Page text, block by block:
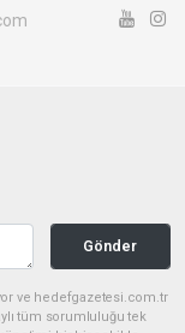
Gönder
ve hedefgazetesi.com.tr
tüm sorumluluğu tek